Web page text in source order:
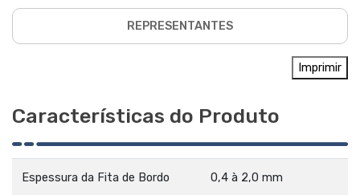
REPRESENTANTES
Imprimir
Características do Produto
Espessura da Fita de Bordo 0,4 à 2,0 mm